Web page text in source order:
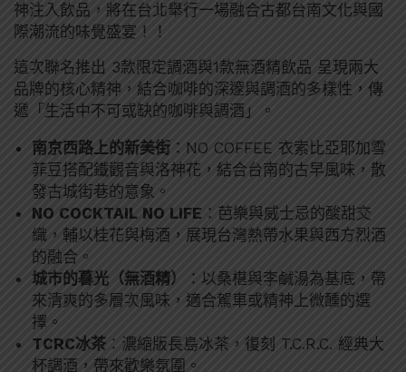
神注入飲品，將在台北舉行一場融合古都台南文化與國
際潮流的味覺盛宴！！
這次聯名推出 3款限定調酒與1款無酒精飲品 呈現兩大
品牌的核心精神，結合咖啡的深邃與調酒的多樣性，傳
遞「生活中不可或缺的咖啡與調酒」。
南京西路上的新美街 ：NO COFFEE 衣索比亞耶加雪
菲豆搭配鐵觀音與洛神花，結合台南的古早風味，散
發古城街巷的意象。
NO COCKTAIL NO LIFE ：芭樂與威士忌的酸甜交
織，輔以桂花與梅酒，展現台灣熱帶水果與西方烈酒
的融合。
城市的暮光（無酒精）
：以桑椹與李鹹湯為基底，帶
來清爽的多層次風味，適合駕車或精神上微醺的選
擇。
TCRC冰茶 ：濃縮版長島冰茶，復刻 T.C.R.C. 經典大
杯調酒，帶來歡樂氛圍。